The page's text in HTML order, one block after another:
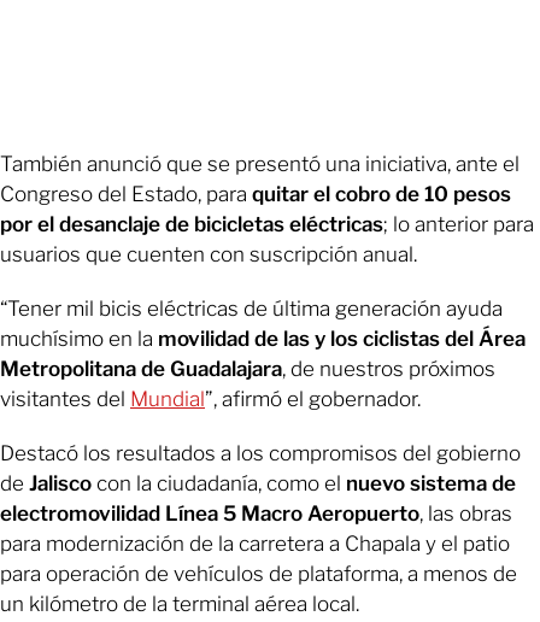
También anunció que se presentó una iniciativa, ante el
Congreso del Estado, para quitar el cobro de 10 pesos
por el desanclaje de bicicletas eléctricas; lo anterior para
usuarios que cuenten con suscripción anual.
“Tener mil bicis eléctricas de última generación ayuda
muchísimo en la movilidad de las y los ciclistas del Área
Metropolitana de Guadalajara, de nuestros próximos
visitantes del Mundial”, afirmó el gobernador.
Destacó los resultados a los compromisos del gobierno
de Jalisco con la ciudadanía, como el nuevo sistema de
electromovilidad Línea 5 Macro Aeropuerto, las obras
para modernización de la carretera a Chapala y el patio
para operación de vehículos de plataforma, a menos de
un kilómetro de la terminal aérea local.